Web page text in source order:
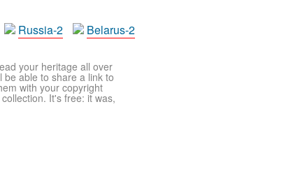
Russia-2 Belarus-2
your heritage all over
able to share a link to
with your copyright
It's free: it was,